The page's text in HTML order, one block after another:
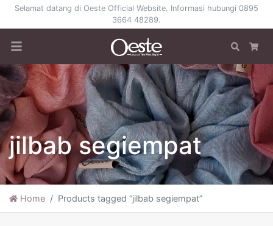
Selamat datang di Oeste Official Website. Informasi hubungi 0895
3664 48289.
Search
jilbab segiempat
Home Products tagged “jilbab segiempat”